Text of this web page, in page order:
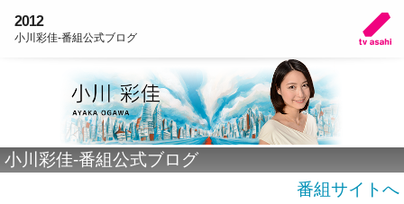
2012
小川彩佳-番組公式ブログ
小川彩佳-番組公式ブログ
番組サイトへ